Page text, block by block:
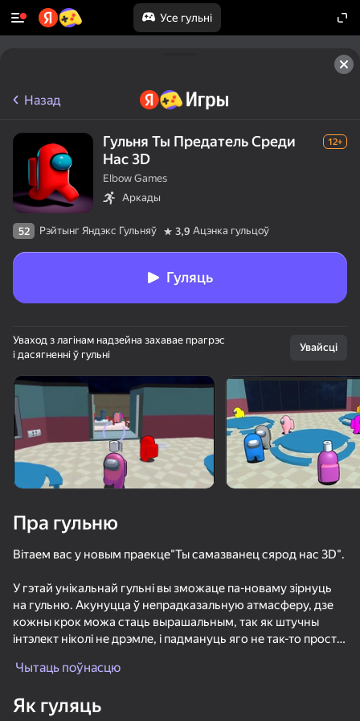
Усе гульні
Павярніце прыладу
Гульня працуе толькі ў гарызантальнай
Поппи Плейтайм 1 - Оригинал Рисуй и Прячься
Назад
Гульня Ты Предатель Среди
Нас 3D
12+
Elbow Games
Аркады
52 Рэйтынг Яндэкс Гульняў 3,9 Ацэнка гульцоў
Гуляць
Уваход з лагінам надзейна захавае прагрэс
і дасягненні ў гульні
Увайсці
Пра гульню
Вітаем вас у новым праекце"Ты самазванец сярод нас 3D".
У гэтай унікальнай гульні вы зможаце па-новаму зірнуць
на гульню. Акунуцца ў непрадказальную атмасферу, дзе
кожны крок можа стаць вырашальным, так як штучны
інтэлект ніколі не дрэмле, і падмануць яго не так-то проста.
вы будзеце гуляць не толькі супраць прасунутага
якія будуць выконваць заданні для перамогі.
Чытаць поўнасцю
Як гуляць